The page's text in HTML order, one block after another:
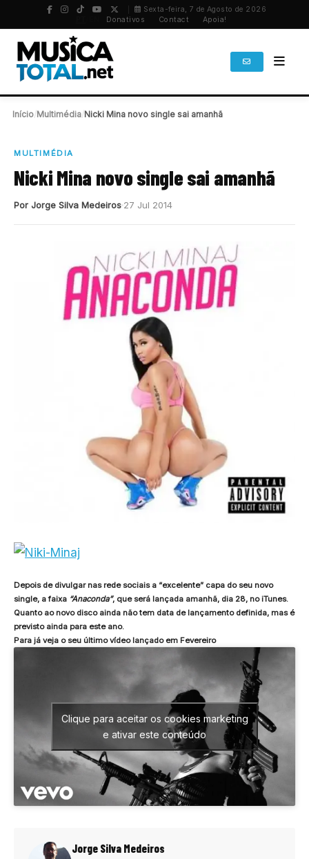
Sexta-feira, 7 de Agosto de 2026
Donativos Contact Apoia!
Início Multimédia Nicki Mina novo single sai amanhã
MULTIMÉDIA
Nicki Mina novo single sai amanhã
Por Jorge Silva Medeiros 27 Jul 2014
Depois de divulgar nas rede sociais a “excelente” capa do seu novo
single, a faixa “Anaconda”, que será lançada amanhã, dia 28, no iTunes.
Quanto ao novo disco ainda não tem data de lançamento definida, mas é
previsto ainda para este ano.
Para já veja o seu último vídeo lançado em Fevereiro
Clique para aceitar os cookies marketing
e ativar este conteúdo
Jorge Silva Medeiros